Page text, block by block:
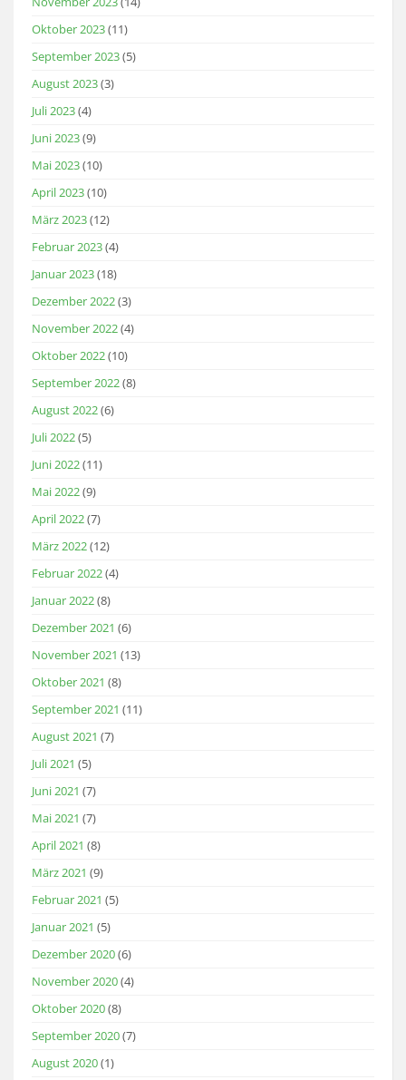
Oktober 2023(11)
September 2023(5)
August 2023(3)
Juli 2023(4)
Juni 2023(9)
Mai 2023(10)
April 2023(10)
März 2023(12)
Februar 2023(4)
Januar 2023(18)
Dezember 2022(3)
November 2022(4)
Oktober 2022(10)
September 2022(8)
August 2022(6)
Juli 2022(5)
Juni 2022(11)
Mai 2022(9)
April 2022(7)
März 2022(12)
Februar 2022(4)
Januar 2022(8)
Dezember 2021 (6)
November 2021 (13)
Oktober 2021 (8)
September 2021 (11)
August 2021 (7)
Juli 2021 (5)
Juni 2021 (7)
Mai 2021 (7)
April 2021 (8)
März 2021 (9)
Februar 2021 (5)
Januar 2021 (5)
Dezember 2020(6)
November 2020(4)
Oktober 2020(8)
September 2020(7)
August 2020(1)